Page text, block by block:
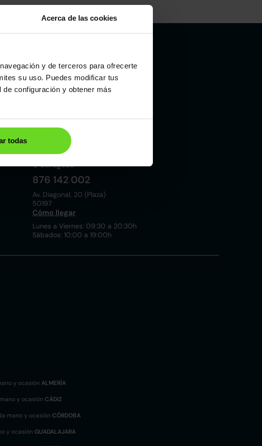
Acerca de las cookies
y de terceros para ofrecerte
su uso. Puedes modificar tus
configuración y obtener más
todas
Madrid
919 015 000
Cómo llegar
Lunes a Viernes: 09:00 a 20:30h
Sábados y Domingos: 10:00 a 19:00h
Zaragoza
876 142 002
Av. Diagonal, 20 (Plaza)
50197
Cómo llegar
Lunes a Viernes: 09:30 a 20:30h
Sábados: 10:00 a 19:00h
y ocasión ALMERÍA
y ocasión CÁDIZ
mano y ocasión CÓRDOBA
y ocasión GUADALAJARA